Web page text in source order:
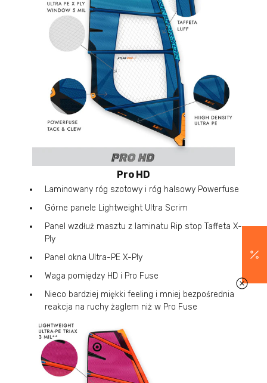
Pro HD
Laminowany róg szotowy i róg halsowy Powerfuse
Górne panele Lightweight Ultra Scrim
Panel wzdłuż masztu z laminatu Rip stop Taffeta X-
Ply
Panel okna Ultra-PE X-Ply
Waga pomiędzy HD i Pro Fuse
Nieco bardziej miękki feeling i mniej bezpośrednia
reakcja na ruchy żaglem niż w Pro Fuse